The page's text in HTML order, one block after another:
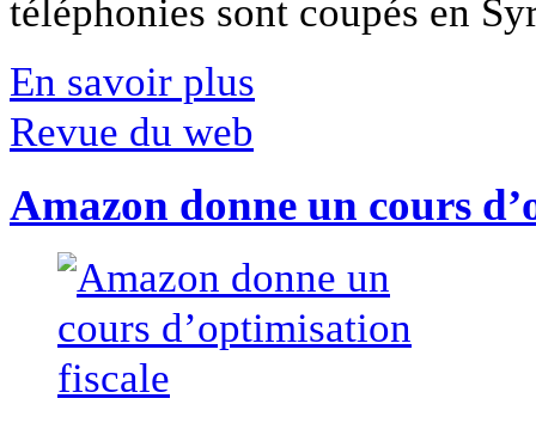
téléphonies sont coupés en
En savoir plus
Revue du web
Amazon donne un cours